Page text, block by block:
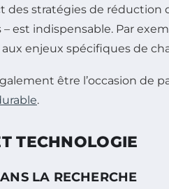
des stratégies de
est indispensable. Par
enjeux spécifiques de
être l’occasion de
.
TECHNOLOGIE
LA RECHERCHE